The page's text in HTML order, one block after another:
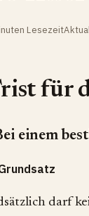
Lesezeit
für
einem
darf